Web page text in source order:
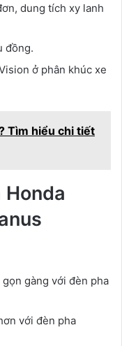
dung tích xy lanh
đồng.
ở phân khúc xe
Tìm hiểu chi tiết
gàng với đèn pha
với đèn pha